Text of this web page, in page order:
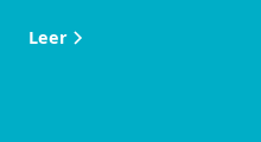
Leer